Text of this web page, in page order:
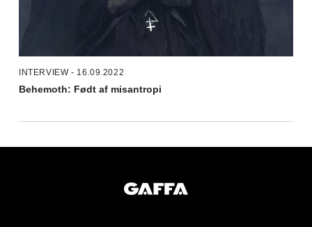
INTERVIEW - 16.09.2022
Behemoth: Født af misantropi